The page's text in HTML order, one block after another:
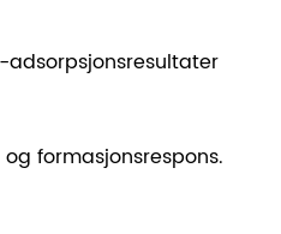
formasjonsrespons.